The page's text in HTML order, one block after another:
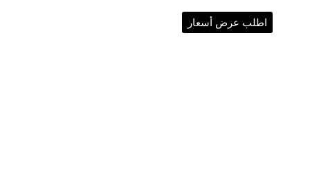
اطلب عرض أسعار